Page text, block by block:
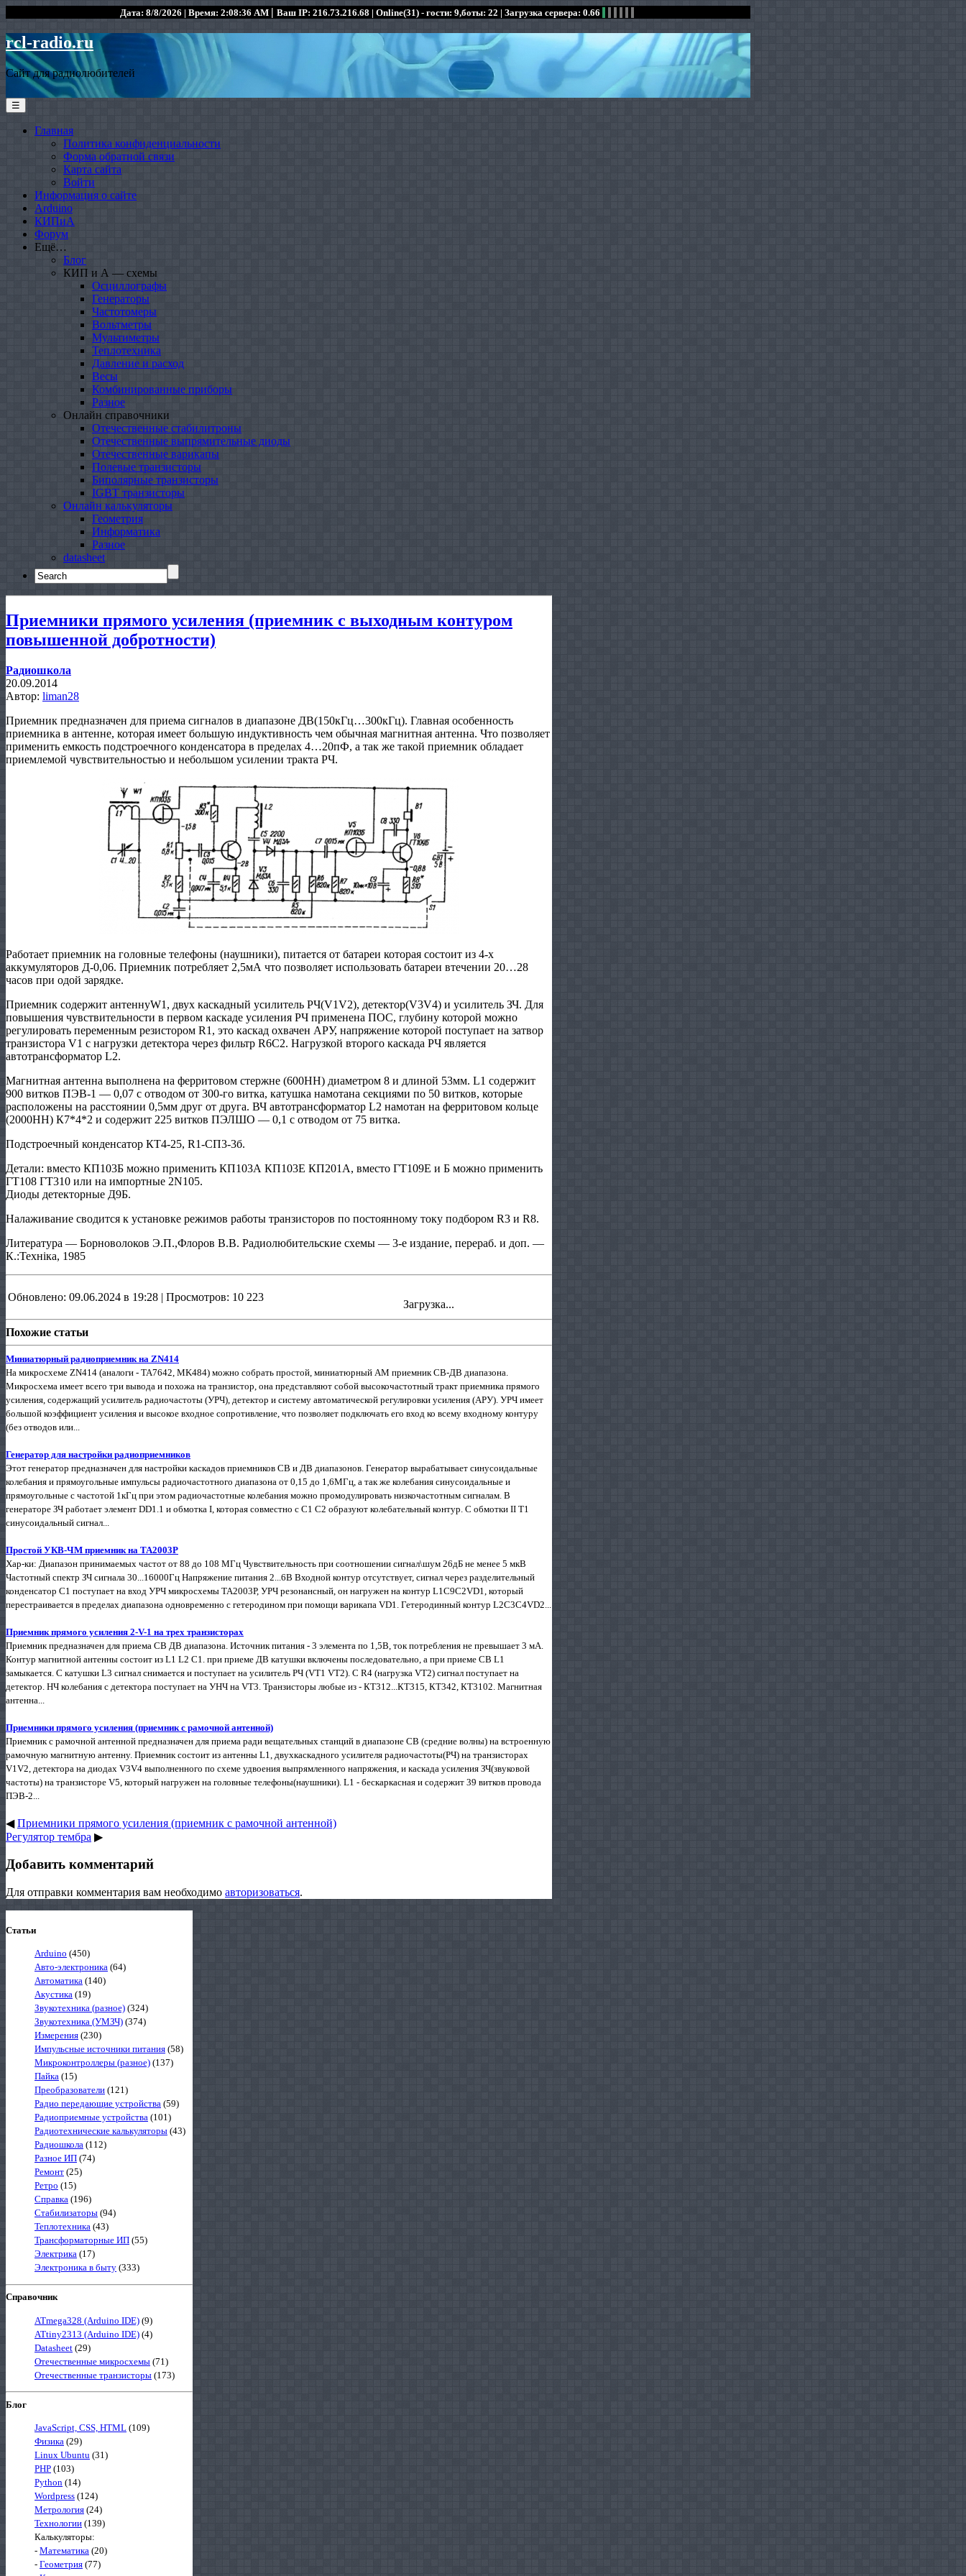
Дата: 8/8/2026 | Время: 2:08:36 AM | Ваш IP: 216.73.216.68 | Online(31) - гости: 9,боты: 22 | Загрузка сервера: 0.66
rcl-radio.ru
Сайт для радиолюбителей
☰
Главная
Политика конфиденциальности
Форма обратной связи
Карта сайта
Войти
Информация о сайте
Arduino
КИПиА
Форум
Ещё…
Блог
КИП и А — схемы
Осциллографы
Генераторы
Частотомеры
Вольтметры
Мультиметры
Теплотехника
Давление и расход
Весы
Комбинированные приборы
Разное
Онлайн справочники
Отечественные стабилитроны
Отечественные выпрямительные диоды
Отечественные варикапы
Полевые транзисторы
Биполярные транзисторы
IGBT транзисторы
Онлайн калькуляторы
Геометрия
Информатика
Разное
datasheet
Search
for:
Приемники прямого усиления (приемник с выходным контуром
повышенной добротности)
Радиошкола
20.09.2014
Автор: liman28
Приемник предназначен для приема сигналов в диапазоне ДВ(150кГц…300кГц). Главная особенность
приемника в антенне, которая имеет большую индуктивность чем обычная магнитная антенна. Что позволяет
применить емкость подстроечного конденсатора в пределах 4…20пФ, а так же такой приемник обладает
приемлемой чувствительностью и небольшом усилении тракта РЧ.
Работает приемник на головные телефоны (наушники), питается от батареи которая состоит из 4-х
аккумуляторов Д-0,06. Приемник потребляет 2,5мА что позволяет использовать батареи втечении 20…28
часов при одой зарядке.
Приемник содержит антеннуW1, двух каскадный усилитель РЧ(V1V2), детектор(V3V4) и усилитель ЗЧ. Для
повышения чувствительности в первом каскаде усиления РЧ применена ПОС, глубину которой можно
регулировать переменным резистором R1, это каскад охвачен АРУ, напряжение которой поступает на затвор
транзистора V1 с нагрузки детектора через фильтр R6C2. Нагрузкой второго каскада РЧ является
автотрансформатор L2.
Магнитная антенна выполнена на ферритовом стержне (600НН) диаметром 8 и длиной 53мм. L1 содержит
900 витков ПЭВ-1 — 0,07 с отводом от 300-го витка, катушка намотана секциями по 50 витков, которые
расположены на расстоянии 0,5мм друг от друга. ВЧ автотрансформатор L2 намотан на ферритовом кольце
(2000НН) К7*4*2 и содержит 225 витков ПЭЛШО — 0,1 с отводом от 75 витка.
Подстроечный конденсатор КТ4-25, R1-СП3-3б.
Детали: вместо КП103Б можно применить КП103А КП103Е КП201А, вместо ГТ109Е и Б можно применить
ГТ108 ГТ310 или на импортные 2N105.
Диоды детекторные Д9Б.
Налаживание сводится к установке режимов работы транзисторов по постоянному току подбором R3 и R8.
Литература — Борноволоков Э.П.,Флоров В.В. Радиолюбительские схемы — 3-е издание, перераб. и доп. —
К.:Технiка, 1985
Обновлено: 09.06.2024 в 19:28 | Просмотров: 10 223
Загрузка...
Похожие статьи
Миниатюрный радиоприемник на ZN414
На микросхеме ZN414 (аналоги - TA7642, MK484) можно собрать простой, миниатюрный АМ приемник СВ-ДВ диапазона.
Микросхема имеет всего три вывода и похожа на транзистор, она представляют собой высокочастотный тракт приемника прямого
усиления, содержащий усилитель радиочастоты (УРЧ), детектор и систему автоматической регулировки усиления (АРУ). УРЧ имеет
большой коэффициент усиления и высокое входное сопротивление, что позволяет подключать его вход ко всему входному контуру
(без отводов или...
Генератор для настройки радиоприемников
Этот генератор предназначен для настройки каскадов приемников CВ и ДВ диапазонов. Генератор вырабатывает синусоидальные
колебания и прямоугольные импульсы радиочастотного диапазона от 0,15 до 1,6МГц, а так же колебания синусоидальные и
прямоугольные с частотой 1кГц при этом радиочастотные колебания можно промодулировать низкочастотным сигналам. В
генераторе ЗЧ работает элемент DD1.1 и обмотка I, которая совместно с С1 С2 образуют колебательный контур. С обмотки II Т1
синусоидальный сигнал...
Простой УКВ-ЧМ приемник на ТА2003Р
Хар-ки: Диапазон принимаемых частот от 88 до 108 МГц Чувствительность при соотношении сигнал\шум 26дБ не менее 5 мкВ
Частотный спектр ЗЧ сигнала 30...16000Гц Напряжение питания 2...6В Входной контур отсутствует, сигнал через разделительный
конденсатор С1 поступает на вход УРЧ микросхемы ТА2003Р, УРЧ резонансный, он нагружен на контур L1C9C2VD1, который
перестраивается в пределах диапазона одновременно с гетеродином при помощи варикапа VD1. Гетеродинный контур L2C3C4VD2...
Приемник прямого усиления 2-V-1 на трех транзисторах
Приемник предназначен для приема СВ ДВ диапазона. Источник питания - 3 элемента по 1,5В, ток потребления не превышает 3 мА.
Контур магнитной антенны состоит из L1 L2 C1. при приеме ДВ катушки включены последовательно, а при приеме СВ L1
замыкается. С катушки L3 сигнал снимается и поступает на усилитель РЧ (VT1 VT2). С R4 (нагрузка VT2) сигнал поступает на
детектор. НЧ колебания с детектора поступает на УНЧ на VT3. Транзисторы любые из - КТ312...КТ315, КТ342, КТ3102. Магнитная
антенна...
Приемники прямого усиления (приемник с рамочной антенной)
Приемник с рамочной антенной предназначен для приема ради вещательных станций в диапазоне СВ (средние волны) на встроенную
рамочную магнитную антенну. Приемник состоит из антенны L1, двухкаскадного усилителя радиочастоты(РЧ) на транзисторах
V1V2, детектора на диодах V3V4 выполненного по схеме удвоения выпрямленного напряжения, и каскада усиления ЗЧ(звуковой
частоты) на транзисторе V5, который нагружен на головные телефоны(наушники). L1 - бескаркасная и содержит 39 витков провода
ПЭВ-2...
◀Приемники прямого усиления (приемник с рамочной антенной)
Регулятор тембра ▶
Добавить комментарий
Для отправки комментария вам необходимо авторизоваться.
Статьи
Arduino (450)
Авто-электроника (64)
Автоматика (140)
Акустика (19)
Звукотехника (разное) (324)
Звукотехника (УМЗЧ) (374)
Измерения (230)
Импульсные источники питания (58)
Микроконтроллеры (разное) (137)
Пайка (15)
Преобразователи (121)
Радио передающие устройства (59)
Радиоприемные устройства (101)
Радиотехнические калькуляторы (43)
Радиошкола (112)
Разное ИП (74)
Ремонт (25)
Ретро (15)
Справка (196)
Стабилизаторы (94)
Теплотехника (43)
Трансформаторные ИП (55)
Электрика (17)
Электроника в быту (333)
Справочник
ATmega328 (Arduino IDE) (9)
ATtiny2313 (Arduino IDE) (4)
Datasheet (29)
Отечественные микросхемы (71)
Отечественные транзисторы (173)
Блог
JavaScript, CSS, HTML (109)
Физика (29)
Linux Ubuntu (31)
PHP (103)
Python (14)
Wordpress (124)
Метрология (24)
Технологии (139)
Калькуляторы:
- Математика (20)
- Геометрия (77)